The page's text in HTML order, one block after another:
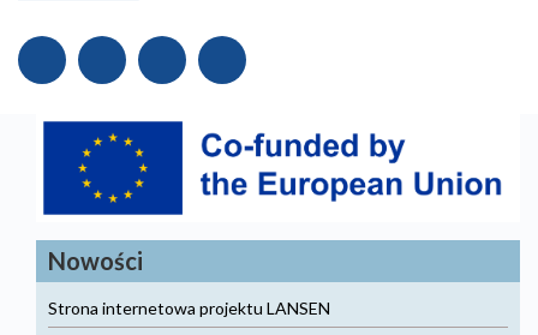
Nowości
Strona internetowa projektu LANSEN